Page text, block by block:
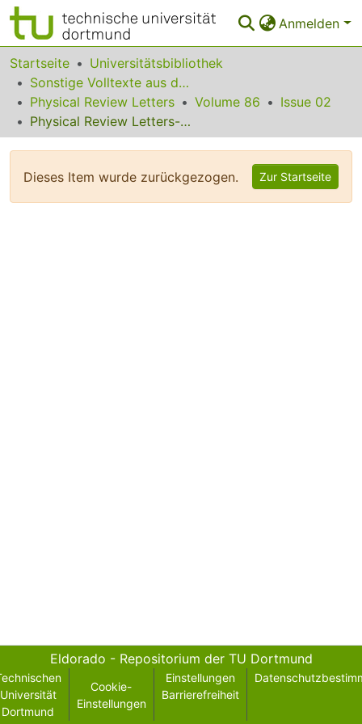
Anmelden
Bereiche & Sammlungen
Das gesamte Repositorium
Statistiken
Startseite
Universitätsbibliothek
Sonstige Volltexte aus dem Bibliotheksangebot
Physical Review Letters
Volume 86
Issue 02
Physical Review Letters--January 8, 2001 Content
Dieses Item wurde zurückgezogen. Zur Startseite
Eldorado - Repositorium der TU Dortmund
Universität
Dortmund
Cookie-
Einstellungen
Einstellungen
Barrierefreiheit